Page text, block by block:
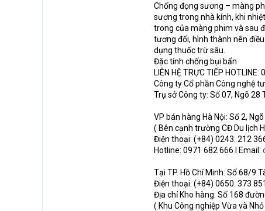
Chống đọng sương – màng
sương trong nhà kính, khi
trong của màng phim và sau
tương đối, hình thành nên
dụng thuốc trừ sâu.
Đặc tính chống bụi bẩn
LIÊN HỆ TRỰC TIẾP
Công ty Cổ phần Công nghệ
Trụ sở Công ty: Số 07, Ngõ 28
VP bán hàng Hà Nội: Số 2,
( Bên cạnh trường CĐ Du lịch
Điện thoại: (+84) 0243. 212
Hotline: 0971 682 666 I Email:
Tại TP. Hồ Chí Minh: Số 68/9
Điện thoại: (+84) 0650. 373
Địa chỉ Kho hàng: Số 168
( Khu Công nghiệp Vừa và